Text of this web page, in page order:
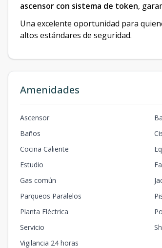
ascensor con sistema de token,
Una excelente oportunidad para
altos estándares de seguridad.
Amenidades
Ascensor
Baños
Cocina Caliente
Estudio
Gas común
Parqueos Paralelos
Planta Eléctrica
Servicio
Vigilancia 24 horas